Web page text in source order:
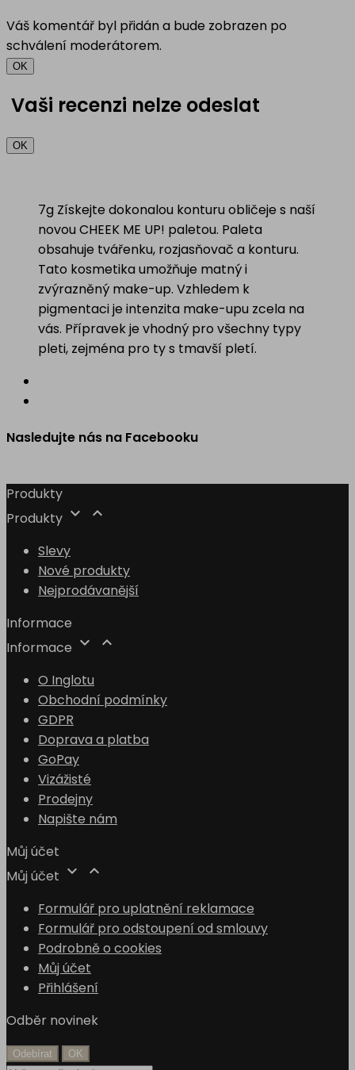
Váš komentář byl přidán a bude zobrazen po
schválení moderátorem.
OK
Vaši recenzi nelze odeslat
OK
7g Získejte dokonalou konturu obličeje s naší
novou CHEEK ME UP! paletou. Paleta
obsahuje tvářenku, rozjasňovač a konturu.
Tato kosmetika umožňuje matný i
zvýrazněný make-up. Vzhledem k
pigmentaci je intenzita make-upu zcela na
vás. Přípravek je vhodný pro všechny typy
pleti, zejména pro ty s tmavší pletí.
Nasledujte nás na Facebooku
Produkty
Produkty  
Slevy
Nové produkty
Nejprodávanější
Informace
Informace  
O Inglotu
Obchodní podmínky
GDPR
Doprava a platba
GoPay
Vizážisté
Prodejny
Napište nám
Můj účet
Můj účet  
Formulář pro uplatnění reklamace
Formulář pro odstoupení od smlouvy
Podrobně o cookies
Můj účet
Přihlášení
Odběr novinek